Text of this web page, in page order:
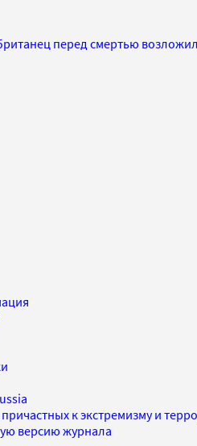
перед смертью
к экстремизму и
версию журнала